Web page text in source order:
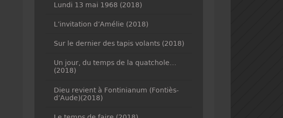
Lundi 13 mai 1968 (2018)
L’invitation d’Amélie (2018)
Sur le dernier des tapis volants (2018)
Un jour, du temps de la quatchole…
(2018)
Dieu revient à Fontinianum (Fontiès-
d’Aude)(2018)